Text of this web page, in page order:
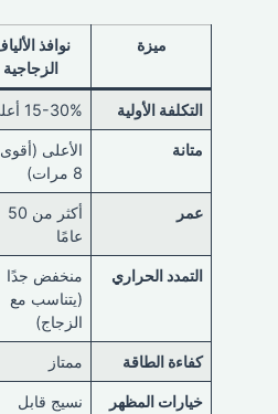
ميزة
نوافذ الألياف
الزجاجية
التكلفة الأولية 15-30% أعلى
متانة
الأعلى (أقوى بـ
عمر
أكثر من 50
عامًا
التمدد الحراري
منخفض جدًا
(يتناسب مع
الزجاج)
كفاءة الطاقة ممتاز
خيارات المظهر
نسيج قابل